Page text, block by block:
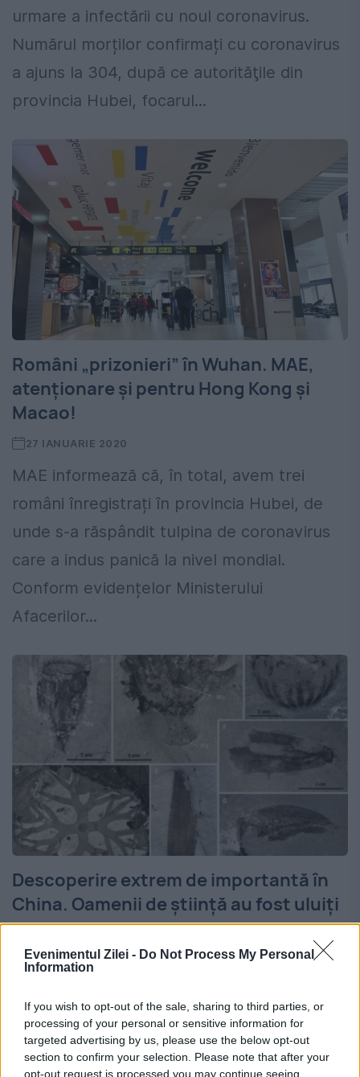
Evenimentul Zilei - Do Not Process My Personal
Information
If you wish to opt-out of the sale, sharing to third parties, or
processing of your personal or sensitive information for
targeted advertising by us, please use the below opt-out
section to confirm your selection. Please note that after your
opt-out request is processed you may continue seeing
urmare a infectării cu noul coronavirus.
Numărul morților confirmați cu coronavirus
a ajuns la 304, după ce autorităţile din
provincia Hubei, focarul...
Români „prizonieri” în Wuhan. MAE,
atenționare și pentru Hong Kong și
Macao!
27 IANUARIE 2020
MAE informează că, în total, avem trei
români înregistrați în provincia Hubei, de
unde s-a răspândit tulpina de coronavirus
care a indus panică la nivel mondial.
Conform evidențelor Ministerului
Afacerilor...
Descoperire extrem de importantă în
China. Oamenii de ştiinţă au fost uluiţi
Pe malul unui râu din provincia chineză
descoperit mii de fosile cu o vechime de
518 milioane de ani. Uluitor pentru oamenii